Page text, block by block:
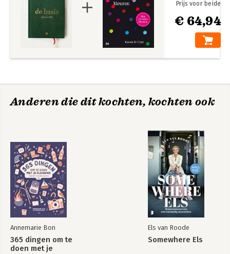
€ 64,94
Prijs voor beide
Anderen die dit kochten, kochten ook
Annemarie Bon
365 dingen om te
doen met je
Els van Roode
Somewhere Els